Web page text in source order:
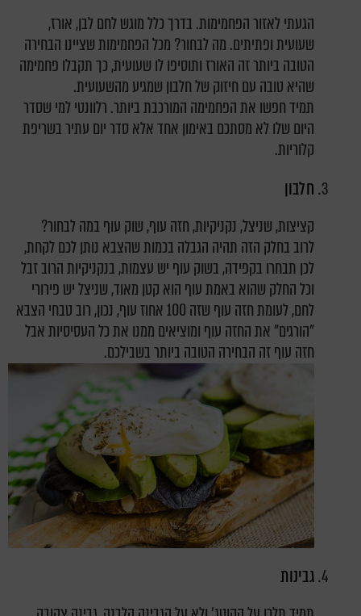
הגעתי לאזור הפחמימות. בדרך כלל מוגש לחם לבן, אורז,
שעועית ופתיתים. מה לבחור? מכל הפחמימות שציינו הבחירה
הטובה ביותר זה האורז ותוסיפו לו שעועית, כך תקבלו פחמימה
שהיא טובה עם חיזוק של חלבון שמגיע מהשעועית.
תמיד חפשו את הפחמימה המורכבת ביותר. רלוונטי למי שסדר
היום שלו לא מסתכם באימון אחד אלא סדר יום עתיר בשריפת
קלוריות.
חלבון
קציצות, שניצל, נקניקיות, חזה עוף, שוק עוף במה לבחור?
לרוב בחלק הזה תהיה הגבלה בכמות שהצבא נותן לכם לקחת,
לכן תבחרו בקפידה, בשוק עוף יש עצמות, בנקניקיות הרוב זבל
וכל החלק שהוא באמת עוף הוא קטן מאוד, שניצל יש פירורי
לחם, לעומת חזה עוף שזה 100 אחוז עוף, נכון, רוב טבחי הצבא
"הורגים" את החזה עוף ומוציאים ממנו את כל העסיסיות אבל
חזה עוף זה הבחירה הטובה ביותר בשבילכם.
גבינות